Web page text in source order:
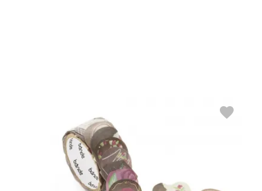
favorite